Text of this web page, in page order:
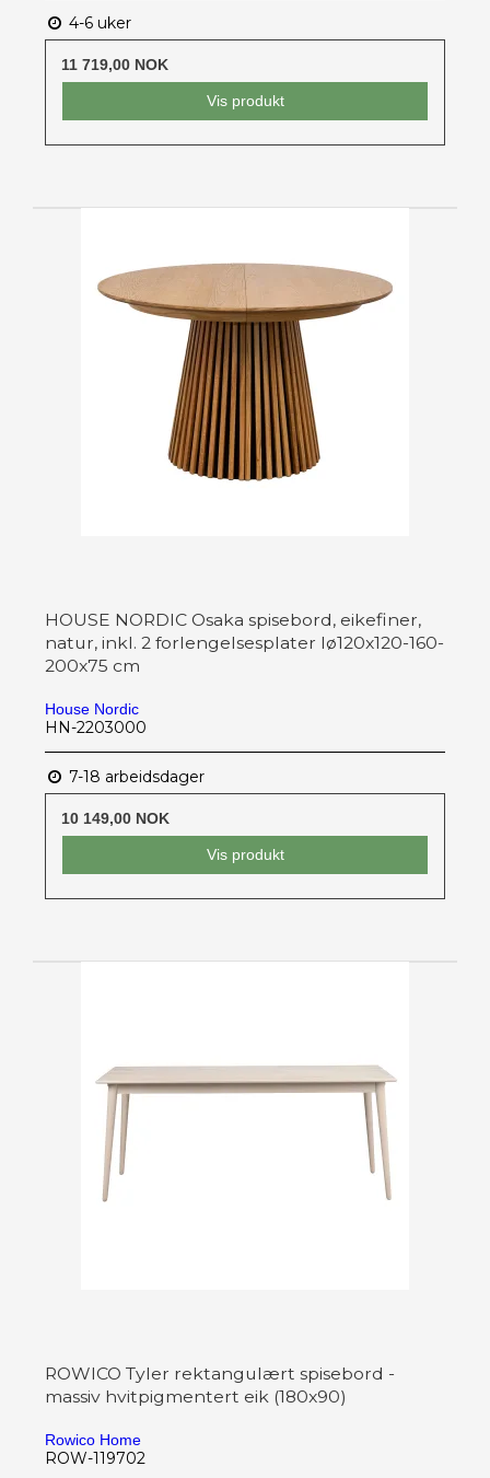
4-6 uker
11 719,00 NOK
Vis produkt
HOUSE NORDIC Osaka spisebord, eikefiner,
natur, inkl. 2 forlengelsesplater lø120x120-160-
200x75 cm
House Nordic
HN-2203000
7-18 arbeidsdager
10 149,00 NOK
Vis produkt
ROWICO Tyler rektangulært spisebord -
massiv hvitpigmentert eik (180x90)
Rowico Home
ROW-119702